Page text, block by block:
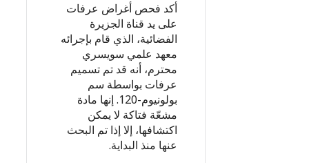
أكد فحص أغراض عرفات
على يد قناة الجزيرة
الفضائية، الذي قام بإجرائه
معهد علمي سويسري
محترم، أنه قد تم تسميم
عرفات بواسطة سم
بولونيوم-120. إنها مادة
مشعّة فتاكة لا يمكن
اكتشافها، إلا إذا تم البحث
عنها منذ البداية.